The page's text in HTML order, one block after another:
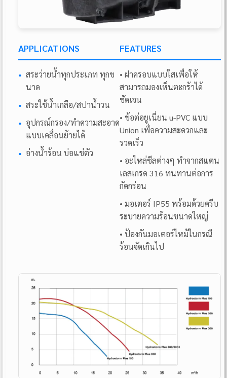
APPLICATIONS
• สระว่ายน้ำทุกประเภท ทุกข
นาด
• สระใช้น้ำเกลือ/สปาน้ำวน
• อุปกรณ์กรอง/ทำความสะอาด
แบบเคลื่อนย้ายได้
• อ่างน้ำร้อน บ่อแช่ตัว
FEATURES
• ฝาครอบแบบใสเพื่อให้
สามารถมองเห็นตะกร้าได้
ชัดเจน
• ข้อต่อยูเนี่ยน u-PVC แบบ
Union เพื่อความสะดวกและ
รวดเร็ว
• อะไหล่ซีลต่างๆ ทำจากสแตน
เลสเกรด 316 ทนทานต่อการ
กัดกร่อน
• มอเตอร์ IP55 พร้อมด้วยครีบ
ระบายความร้อนขนาดใหญ่
• ป้องกันมอเตอร์ไหม้ในกรณี
ร้อนจัดเกินไป